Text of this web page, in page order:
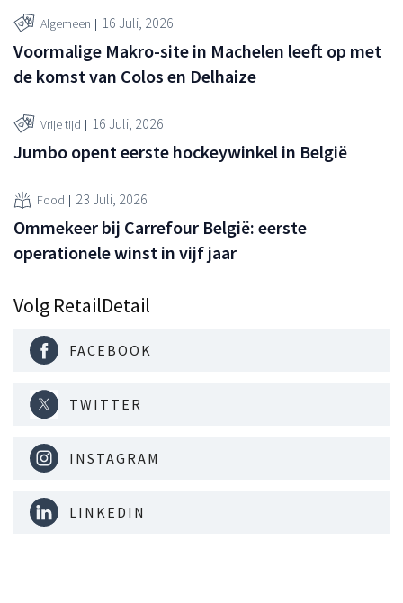
Algemeen 16 Juli, 2026
Voormalige Makro-site in Machelen leeft op met
de komst van Colos en Delhaize
Vrije tijd 16 Juli, 2026
Jumbo opent eerste hockeywinkel in België
Food 23 Juli, 2026
Ommekeer bij Carrefour België: eerste
operationele winst in vijf jaar
Volg RetailDetail
FACEBOOK
TWITTER
INSTAGRAM
LINKEDIN